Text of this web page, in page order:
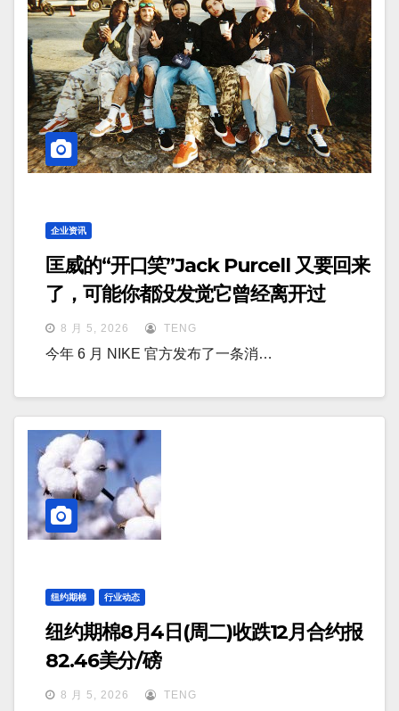
企业资讯
匡威的“开口笑”Jack Purcell 又要回来
了，可能你都没发觉它曾经离开过
8 月 5, 2026 TENG
今年 6 月 NIKE 官方发布了一条消…
纽约期棉 行业动态
纽约期棉8月4日(周二)收跌12月合约报
82.46美分/磅
8 月 5, 2026 TENG